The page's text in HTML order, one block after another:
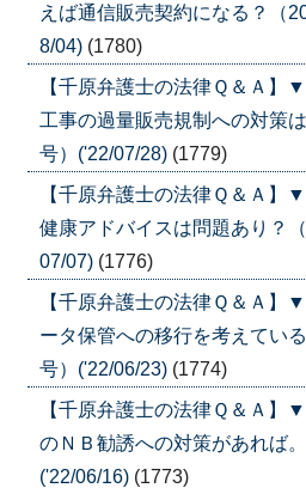
えば通信販売契約になる？（
8/04) (1780)
【千原弁護士の法律Ｑ＆Ａ
工事の過量販売規制への対策
号）('22/07/28) (1779)
【千原弁護士の法律Ｑ＆Ａ
健康アドバイスは問題あり？
07/07) (1776)
【千原弁護士の法律Ｑ＆Ａ
ータ保管への移行を考えてい
号）('22/06/23) (1774)
【千原弁護士の法律Ｑ＆Ａ
のＮＢ勧誘への対策があれば
('22/06/16) (1773)